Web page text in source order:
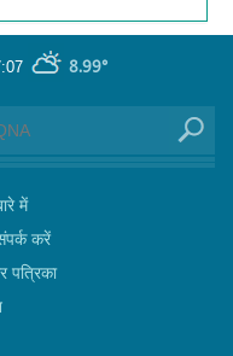
8.99°
में
करें
पत्रिका